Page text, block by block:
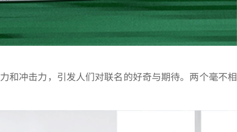
和冲击力，引发人们对联名的好奇与期待。两个毫不相